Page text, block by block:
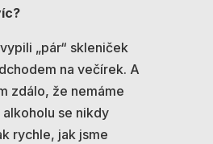
„pár“ skleniček
na večírek. A
zdálo, že nemáme
alkoholu se nikdy
rychle, jak jsme